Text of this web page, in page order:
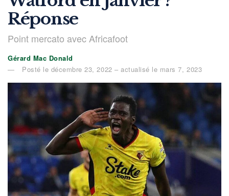
Réponse
Point mercato avec Africafoot
Gérard Mac Donald
Posté le décembre 23, 2022 – actualisé le mars 7, 2023